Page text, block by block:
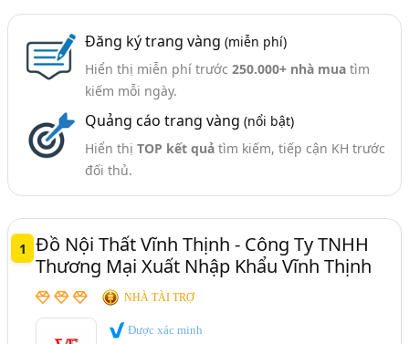
Ngành xem thêm
Thiết Kế Nội Thất - Công Ty Thiết Kế Và Thi Công Nội
Đồ Nội Thất - Thiết Kế Và Sản Xuất, Lắp Đặt Đồ Nội Thất
(921)
Nội Thất - Trang Trí Nội Thất (301)
Bình Dương
Tp. Đà Nẵng
TP. Hải Phòng
Bà Rịa-Vũng Tàu
Hưng Yên
Khánh Hòa Lào Cai
Phú Thọ
Phú Yên Quảng Ninh
Thái Bình
Thái Nguyên
Thanh Hóa
Thừa Thiên Huế
TP. Cần Thơ
Vĩnh Phúc Bình Định
Gia Lai
Hà Giang
Hà Nam Ninh Bình
Ninh Thuận
Quảng Nam
Quảng Ngãi
Đăng ký trang vàng (miễn phí)
Hiển thị miễn phí trước 250.000+ nhà muatìm
kiếm mỗi ngày.
Quảng cáo trang vàng (nổi bật)
Hiển thị TOP kết quảtìm kiếm, tiếp cận KH trước
đối thủ.
1
Đồ Nội Thất Vĩnh Thịnh - Công Ty TNHH
Thương Mại Xuất Nhập Khẩu Vĩnh Thịnh
NHÀ TÀI TRỢ
Được xác minh